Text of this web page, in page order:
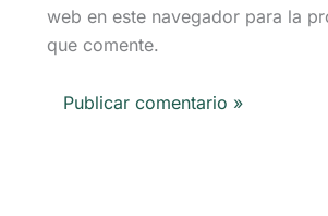
web en este navegador para la
que comente.